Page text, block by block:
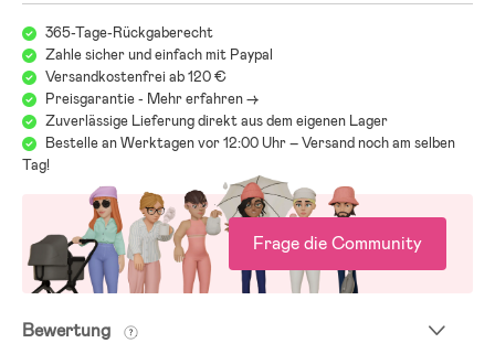
365-Tage-Rückgaberecht
Zahle sicher und einfach mit Paypal
Versandkostenfrei ab 120 €
Preisgarantie - Mehr erfahren ->
Zuverlässige Lieferung direkt aus dem eigenen Lager
Bestelle an Werktagen vor 12:00 Uhr – Versand noch am selben
Tag!
Frage die Community
Bewertung